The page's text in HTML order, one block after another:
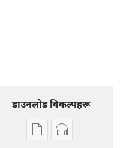
डाउनलोड विकल्पहरू
प्रकाशन अडियो